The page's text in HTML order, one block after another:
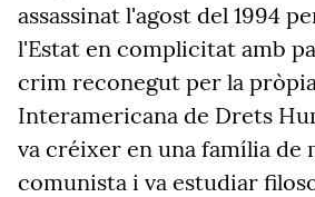
assassinat l'agost del 1994
l'Estat en complicitat amb
crim reconegut per la
Interamericana de Drets
va créixer en una família de
comunista i va estudiar